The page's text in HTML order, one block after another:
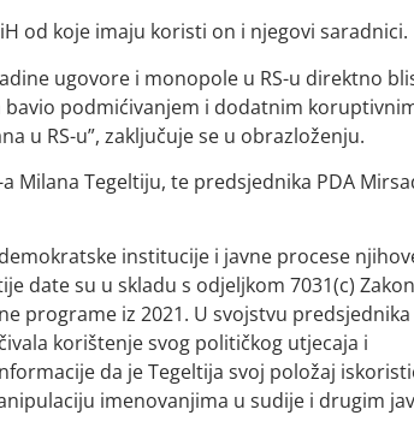
od koje imaju koristi on i njegovi saradnici.
ugovore i monopole u RS-u direktno
podmićivanjem i dodatnim
u RS-u”, zaključuje se u obrazloženju.
Milana Tegeltiju, te predsjednika PDA
institucije i javne procese
date su u skladu s odjeljkom 7031(c)
programe iz 2021. U svojstvu predsjednika
korištenje svog političkog utjecaja i
da je Tegeltija svoj položaj
imenovanjima u sudije i drugim